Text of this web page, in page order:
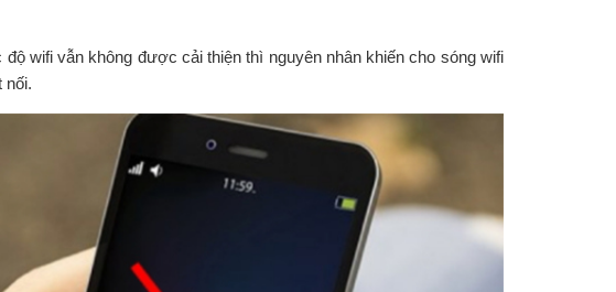
wifi vẫn không được cải thiện thì nguyên nhân khiến cho sóng wifi
nối.